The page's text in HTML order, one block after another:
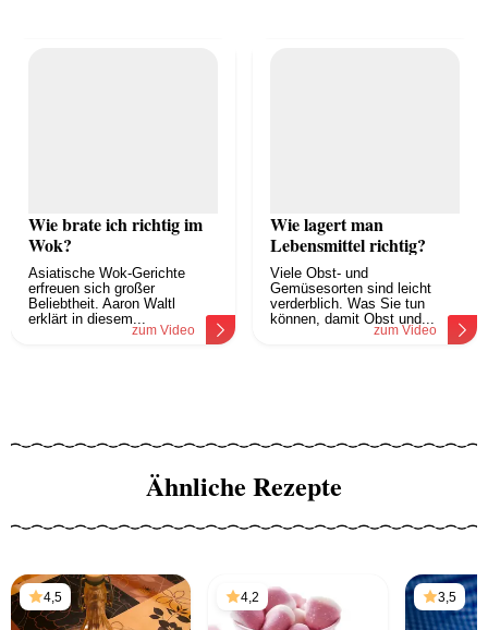
Wie brate ich richtig im
Wok?
Asiatische Wok-Gerichte
erfreuen sich großer
Beliebtheit. Aaron Waltl
erklärt in diesem...
zum Video
Wie lagert man
Lebensmittel richtig?
Viele Obst- und
Gemüsesorten sind leicht
verderblich. Was Sie tun
können, damit Obst und...
zum Video
Ähnliche Rezepte
4,5 4,2 3,5